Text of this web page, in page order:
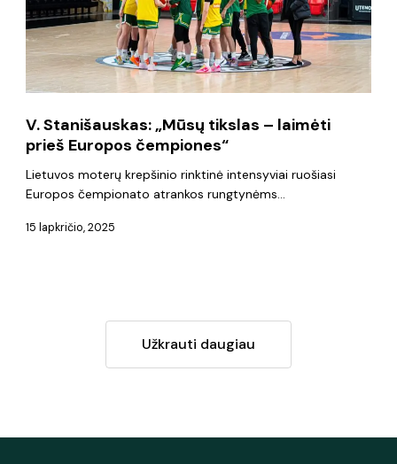
laimėti
prieš
Europos
V. Stanišauskas: „Mūsų tikslas – laimėti
prieš Europos čempiones“
Lietuvos moterų krepšinio rinktinė intensyviai ruošiasi
Europos čempionato atrankos rungtynėms…
15 lapkričio, 2025
Užkrauti daugiau